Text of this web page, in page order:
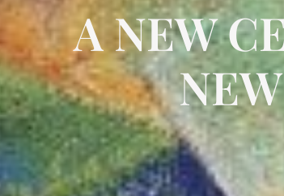
A NEW